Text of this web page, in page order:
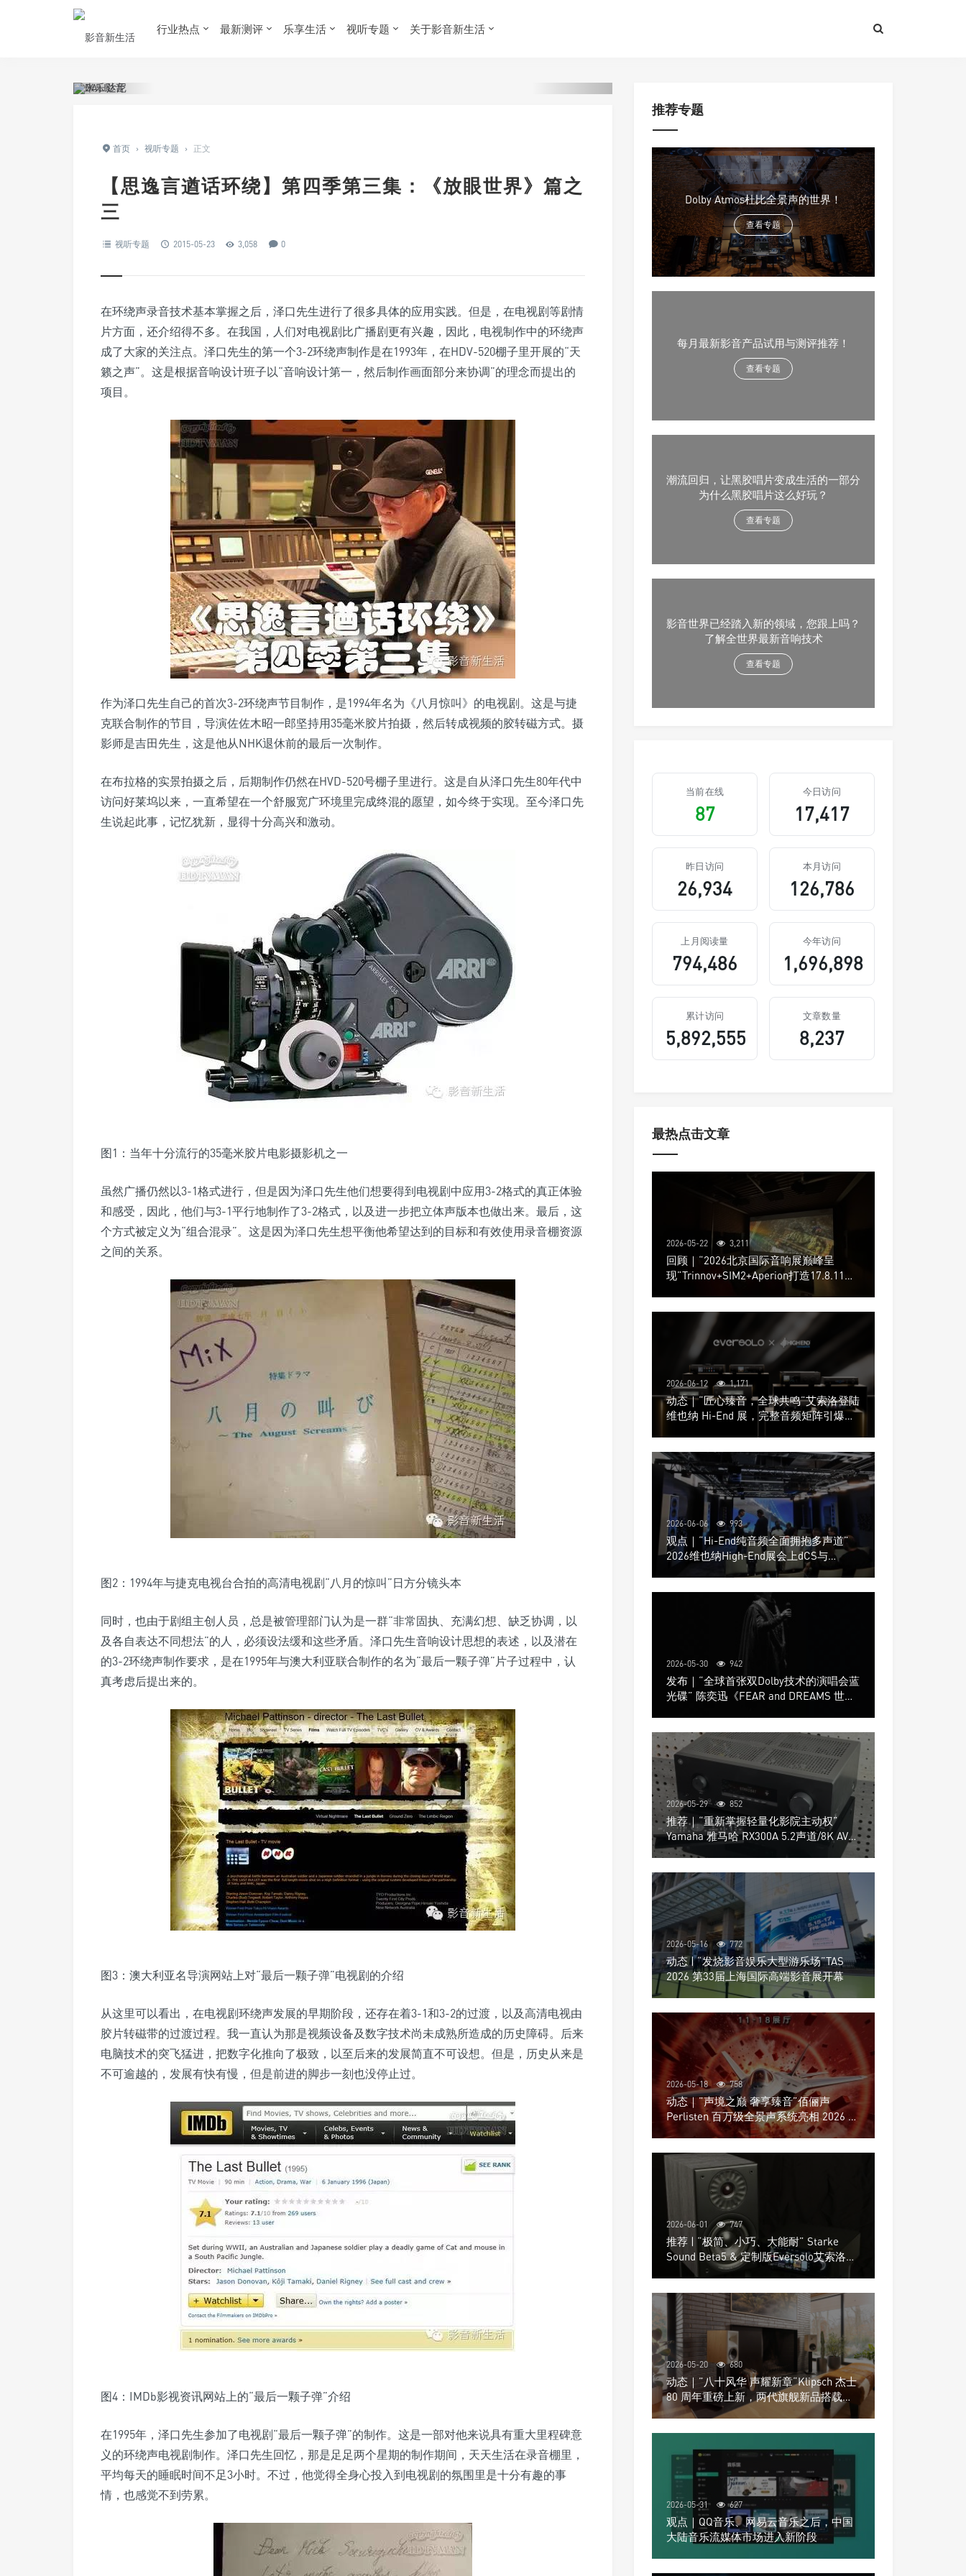
行业热点 最新测评 乐享生活 视听专题 关于影音新生活
首页 › 视听专题 › 正文
【思逸言遒话环绕】第四季第三集：《放眼世界》篇之
三
视听专题 2015-05-23 3,058 0
在环绕声录音技术基本掌握之后，泽口先生进行了很多具体的应用实践。但是，在电视剧等剧情
片方面，还介绍得不多。在我国，人们对电视剧比广播剧更有兴趣，因此，电视制作中的环绕声
成了大家的关注点。泽口先生的第一个3-2环绕声制作是在1993年，在HDV-520棚子里开展的“天
籁之声”。这是根据音响设计班子以“音响设计第一，然后制作画面部分来协调”的理念而提出的
项目。
作为泽口先生自己的首次3-2环绕声节目制作，是1994年名为《八月惊叫》的电视剧。这是与捷
克联合制作的节目，导演佐佐木昭一郎坚持用35毫米胶片拍摄，然后转成视频的胶转磁方式。摄
影师是吉田先生，这是他从NHK退休前的最后一次制作。
在布拉格的实景拍摄之后，后期制作仍然在HVD-520号棚子里进行。这是自从泽口先生80年代中
访问好莱坞以来，一直希望在一个舒服宽广环境里完成终混的愿望，如今终于实现。至今泽口先
生说起此事，记忆犹新，显得十分高兴和激动。
图1：当年十分流行的35毫米胶片电影摄影机之一
虽然广播仍然以3-1格式进行，但是因为泽口先生他们想要得到电视剧中应用3-2格式的真正体验
和感受，因此，他们与3-1平行地制作了3-2格式，以及进一步把立体声版本也做出来。最后，这
个方式被定义为“组合混录”。这是因为泽口先生想平衡他希望达到的目标和有效使用录音棚资源
之间的关系。
图2：1994年与捷克电视台合拍的高清电视剧“八月的惊叫”日方分镜头本
同时，也由于剧组主创人员，总是被管理部门认为是一群“非常固执、充满幻想、缺乏协调，以
及各自表达不同想法”的人，必须设法缓和这些矛盾。泽口先生音响设计思想的表述，以及潜在
的3-2环绕声制作要求，是在1995年与澳大利亚联合制作的名为“最后一颗子弹”片子过程中，认
真考虑后提出来的。
图3：澳大利亚名导演网站上对“最后一颗子弹”电视剧的介绍
从这里可以看出，在电视剧环绕声发展的早期阶段，还存在着3-1和3-2的过渡，以及高清电视由
胶片转磁带的过渡过程。我一直认为那是视频设备及数字技术尚未成熟所造成的历史障碍。后来
电脑技术的突飞猛进，把数字化推向了极致，以至后来的发展简直不可设想。但是，历史从来是
不可逾越的，发展有快有慢，但是前进的脚步一刻也没停止过。
图4：IMDb影视资讯网站上的“最后一颗子弹”介绍
在1995年，泽口先生参加了电视剧“最后一颗子弹”的制作。这是一部对他来说具有重大里程碑意
义的环绕声电视剧制作。泽口先生回忆，那是足足两个星期的制作期间，天天生活在录音棚里，
平均每天的睡眠时间不足3小时。不过，他觉得全身心投入到电视剧的氛围里是十分有趣的事
情，也感觉不到劳累。
推荐专题
Dolby Atmos杜比全景声的世界！
查看专题
每月最新影音产品试用与测评推荐！
查看专题
潮流回归，让黑胶唱片变成生活的一部分
为什么黑胶唱片这么好玩？
查看专题
影音世界已经踏入新的领域，您跟上吗？
了解全世界最新音响技术
查看专题
当前在线
87
今日访问
17,417
昨日访问
26,934
本月访问
126,786
上月阅读量
794,486
今年访问
1,696,898
累计访问
5,892,555
文章数量
8,237
最热点击文章
2026-05-22 3,211
回顾｜“2026北京国际音响展巅峰呈
现”Trinnov+SIM2+Aperion打造17.8.11声
2026-06-12 1,171
动态｜“匠心臻音，全球共鸣”艾索洛登陆
维也纳 Hi-End 展，完整音频矩阵引爆关
2026-06-06 993
观点｜“Hi-End纯音频全面拥抱多声道”
2026维也纳High-End展会上dCS与
Trinnov Audio搭建多声道演示系统
2026-05-30 942
发布｜“全球首张双Dolby技术的演唱会蓝
光碟” 陈奕迅《FEAR and DREAMS 世界
2026-05-29 852
推荐｜“重新掌握轻量化影院主动权”
Yamaha 雅马哈 RX300A 5.2声道/8K AV放
大器
2026-05-16 772
动态 | “发烧影音娱乐大型游乐场”TAS
2026 第33届上海国际高端影音展开幕
2026-05-18 758
动态｜”声境之巅 奢享臻音”佰俪声
Perlisten 百万级全景声系统亮相 2026 北
京国际音响展
2026-06-01 747
推荐 | “极简、小巧、大能耐” Starke
Sound Beta5 & 定制版Eversolo艾索洛
Play音响组合
2026-05-20 680
动态｜”八十风华 声耀新章“Klipsch 杰士
80 周年重磅上新，两代旗舰新品搭载硬
核配置音质再升级
2026-05-31 627
观点｜QQ音乐、网易云音乐之后，中国
大陆音乐流媒体市场进入新阶段